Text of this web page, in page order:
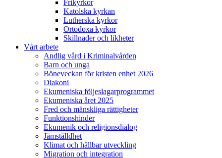
Frikyrkor
Katolska kyrkan
Lutherska kyrkor
Ortodoxa kyrkor
Skillnader och likheter
Vårt arbete
Andlig vård i Kriminalvården
Barn och unga
Böneveckan för kristen enhet 2026
Diakoni
Ekumeniska följeslagarprogrammet
Ekumeniska året 2025
Fred och mänskliga rättigheter
Funktionshinder
Ekumenik och religionsdialog
Jämställdhet
Klimat och hållbar utveckling
Migration och integration